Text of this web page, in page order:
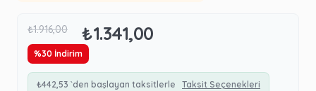
₺1.916,00 ₺1.341,00
%30 İndirim
₺442,53 `den başlayan taksitlerle Taksit Seçenekleri